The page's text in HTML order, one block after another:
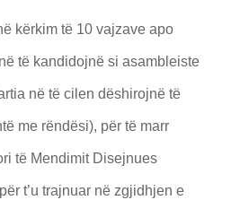
kërkim të 10 vajzave apo
të kandidojnë si asambleiste
në të cilen dëshirojnë të
me rëndësi), për të marr
të Mendimit Disejnues
t’u trajnuar në zgjidhjen e